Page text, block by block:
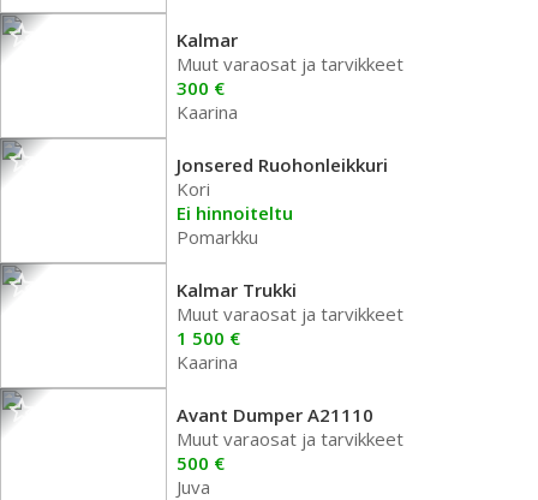
Kalmar
Muut varaosat ja tarvikkeet
300 €
Kaarina
Jonsered Ruohonleikkuri
Kori
Ei hinnoiteltu
Pomarkku
Kalmar Trukki
Muut varaosat ja tarvikkeet
1 500 €
Kaarina
Avant Dumper A21110
Muut varaosat ja tarvikkeet
500 €
Juva